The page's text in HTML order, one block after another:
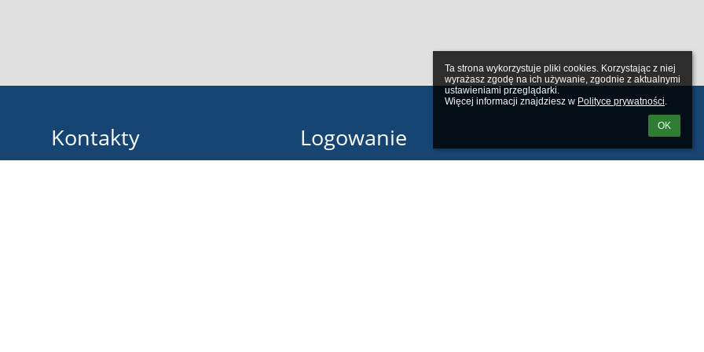
Ta strona wykorzystuje pliki cookies. Korzystając z niej
wyrażasz zgodę na ich używanie, zgodnie z aktualnymi
ustawieniami przeglądarki.
Więcej informacji znajdziesz w Polityce prywatności.
OK
Kontakty Logowanie